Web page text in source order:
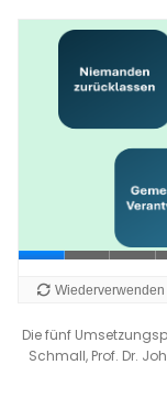
Die fünf
Schmall, Prof. Dr.